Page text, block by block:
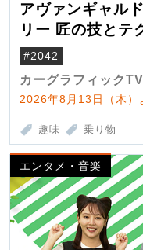
アヴァンギャル
リー 匠の技とテ
界観
#2042
カーグラフィックTV
2026年8月13日（木
趣味 乗り物
エンタメ・音楽